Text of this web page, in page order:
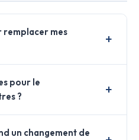
remplacer mes
pour le
?
un changement de